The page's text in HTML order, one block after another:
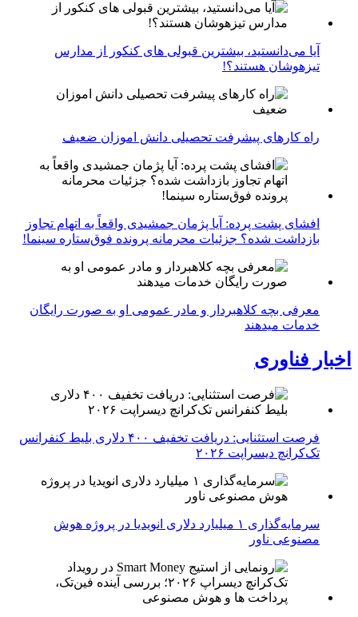
آیا می‌دانستید، بیشترین قبولی های کنکور از مدارس
تیزهوشان هستند؟!
راه کارهای پیشرفت تحصیلی دانش اموزان ضعیف
افشای پشت پرده: آیا پژمان جمشیدی واقعاً به اتهام تجاوز
بازداشت شده؟ جزئیات محرمانه پرونده فوق‌ستاره سینما!
معرفی بچه کلاهبردار و مادر عمومی او به صورت رایگان
خدمات میدهند
اخبار فناوری
فرصت استثنایی: دریافت تخفیف ۴۰۰ دلاری بلیط کنفرانس
تک‌کرانچ دیسراپت ۲۰۲۶
سرمایه‌گذاری ۱ میلیارد دلاری انویدیا در پروژه هوش
مصنوعی ناور